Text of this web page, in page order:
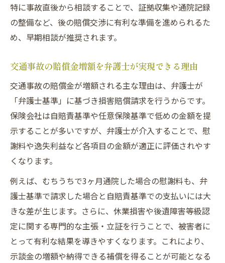
特に事故直後から相談することで、証拠収集や通院記録
の整備など、後の賠償交渉に有利な準備を進められるた
め、早期相談が推奨されます。
交通事故の賠償金増額を弁護士が実現できる理由
交通事故の賠償金が増額される主な理由は、弁護士が
「弁護士基準」に基づき損害賠償請求を行うからです。
保険会社は自賠責基準や任意保険基準で低めの金額を提
示することが多いですが、弁護士が介入することで、慰
謝料や逸失利益など各項目の金額が適正に評価されやす
くなります。
例えば、むちうちで3ヶ月通院した場合の慰謝料も、弁
護士基準で請求した場合と自賠責基準での支払いには大
きな差が生じます。さらに、休業損害や後遺障害等級認
定に関する専門的な主張・立証を行うことで、被害者に
とって有利な結果を導きやすくなります。これにより、
示談金の増額や納得できる補償を得ることが可能となる